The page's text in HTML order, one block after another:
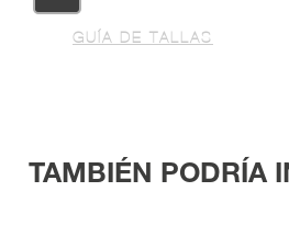
GUÍA DE TALLAS
TAMBIÉN PODRÍA